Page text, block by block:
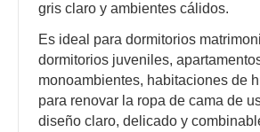
gris claro y ambientes cálidos.
Es ideal para dormitorios
dormitorios juveniles,
monoambientes, habitaciones de
para renovar la ropa de cama de
diseño claro, delicado y